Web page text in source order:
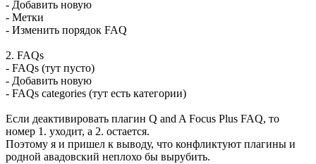
- Добавить новую
- Метки
- Изменить порядок FAQ
2. FAQs
- FAQs (тут пусто)
- Добавить новую
- FAQs categories (тут есть категории)
Если деактивировать плагин Q and A Focus Plus FAQ, то
номер 1. уходит, а 2. остается.
Поэтому я и пришел к выводу, что конфликтуют плагины и
родной авадовский неплохо бы вырубить.